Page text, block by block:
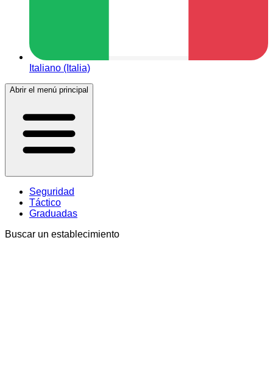
Italiano (Italia)
Abrir el menú principal
Seguridad
Táctico
Graduadas
Buscar un establecimiento